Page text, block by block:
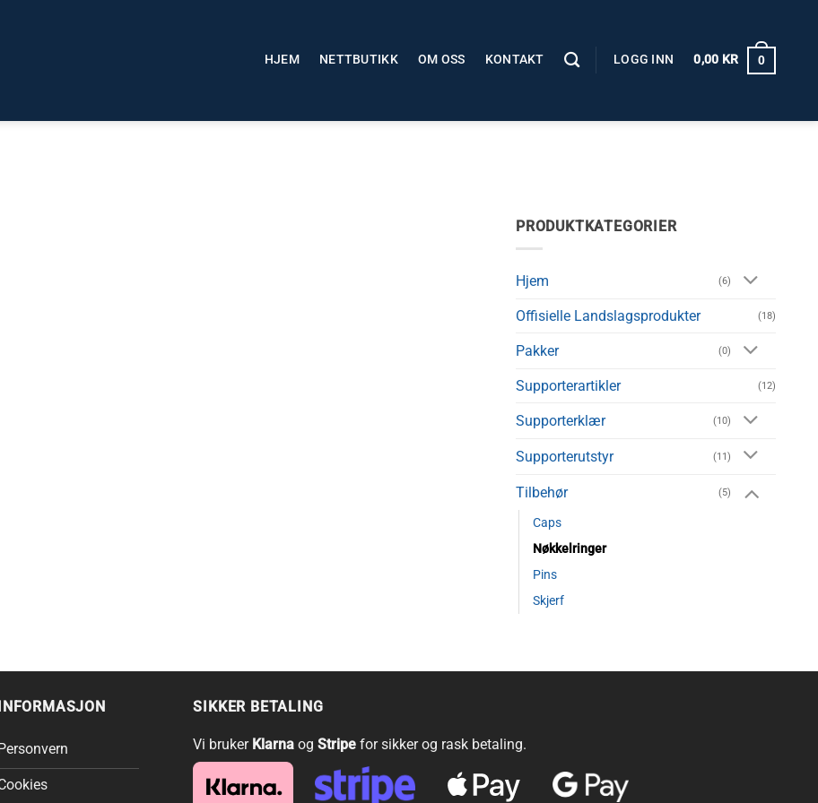
HJEM NETTBUTIKK OM OSS KONTAKT LOGG INN 0,00 KR 0
PRODUKTKATEGORIER
Hjem (6)
Offisielle Landslagsprodukter (18)
Pakker (0)
Supporterartikler (12)
Supporterklær (10)
Supporterutstyr (11)
Tilbehør (5)
Caps
Nøkkelringer
Pins
Skjerf
SIKKER BETALING
Vi bruker Klarna ogStripe for sikker og rask betaling.